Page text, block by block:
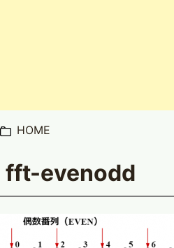
HOME
fft-evenodd